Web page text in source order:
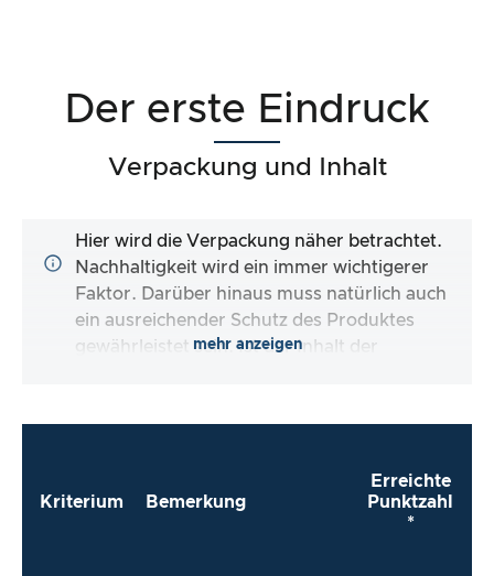
Der erste Eindruck
Verpackung und Inhalt
Hier wird die Verpackung näher betrachtet.
Nachhaltigkeit wird ein immer wichtigerer
Faktor. Darüber hinaus muss natürlich auch
ein ausreichender Schutz des Produktes
gewährleistet sein. Ist der Inhalt der
direkt zu verwenden?
mehr anzeigen
Kriterium Bemerkung
Erreichte
Punktzahl
*